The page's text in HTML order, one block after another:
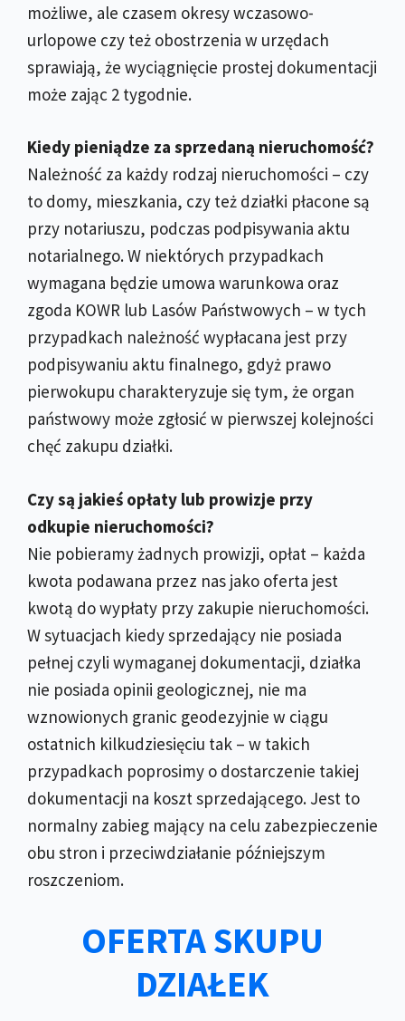
możliwe, ale czasem okresy wczasowo-
urlopowe czy też obostrzenia w urzędach
sprawiają, że wyciągnięcie prostej dokumentacji
może zając 2 tygodnie.
Kiedy pieniądze za sprzedaną nieruchomość?
Należność za każdy rodzaj nieruchomości – czy
to domy, mieszkania, czy też działki płacone są
przy notariuszu, podczas podpisywania aktu
notarialnego. W niektórych przypadkach
wymagana będzie umowa warunkowa oraz
zgoda KOWR lub Lasów Państwowych – w tych
przypadkach należność wypłacana jest przy
podpisywaniu aktu finalnego, gdyż prawo
pierwokupu charakteryzuje się tym, że organ
państwowy może zgłosić w pierwszej kolejności
chęć zakupu działki.
Czy są jakieś opłaty lub prowizje przy
odkupie nieruchomości?
Nie pobieramy żadnych prowizji, opłat – każda
kwota podawana przez nas jako oferta jest
kwotą do wypłaty przy zakupie nieruchomości.
W sytuacjach kiedy sprzedający nie posiada
pełnej czyli wymaganej dokumentacji, działka
nie posiada opinii geologicznej, nie ma
wznowionych granic geodezyjnie w ciągu
ostatnich kilkudziesięciu tak – w takich
przypadkach poprosimy o dostarczenie takiej
dokumentacji na koszt sprzedającego. Jest to
normalny zabieg mający na celu zabezpieczenie
obu stron i przeciwdziałanie późniejszym
roszczeniom.
OFERTA SKUPU
DZIAŁEK